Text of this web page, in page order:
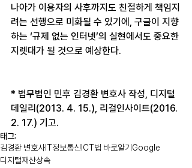
나아가 이용자의 사후까지도 친절하게 책임지
려는 선행으로 미화될 수 있기에, 구글이 지향
하는 ‘규제 없는 인터넷’의 실현에서도 중요한
지렛대가 될 것으로 예상한다.
* 법무법인 민후 김경환 변호사 작성, 디지털
데일리(2013. 4. 15.), 리걸인사이트(2016.
2. 17.) 기고.
태그:
김경환 변호사 IT정보통신 ICT법 바로알기 Google
디지털재산상속